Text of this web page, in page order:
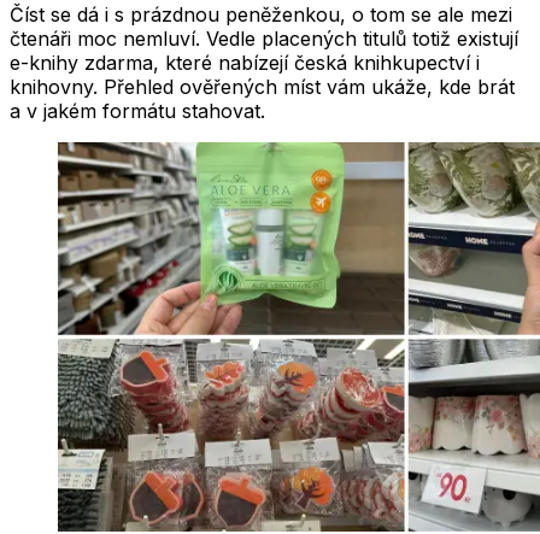
Číst se dá i s prázdnou peněženkou, o tom se ale mezi
čtenáři moc nemluví. Vedle placených titulů totiž existují
e-knihy zdarma, které nabízejí česká knihkupectví i
knihovny. Přehled ověřených míst vám ukáže, kde brát
a v jakém formátu stahovat.